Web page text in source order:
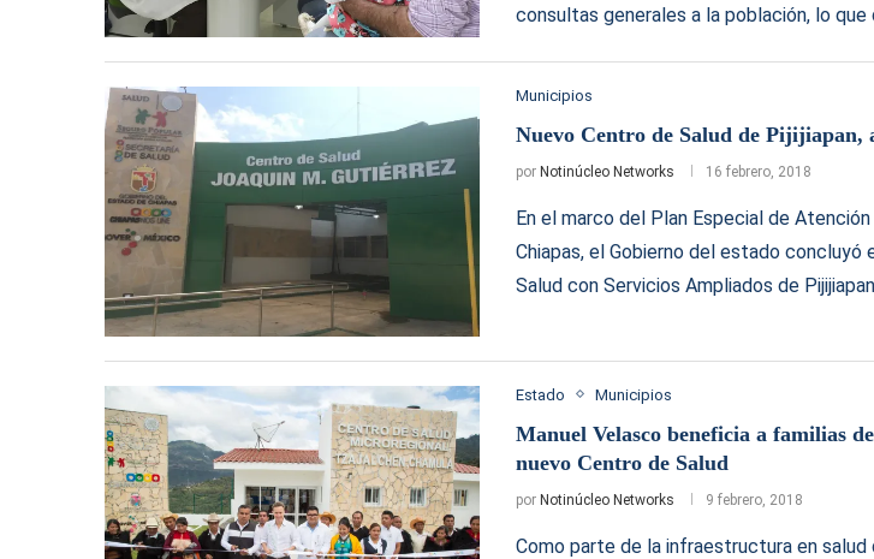
consultas generales a la población, lo
Municipios
Nuevo Centro de Salud de Pijijiapan,
por Notinúcleo Networks 16 febrero, 2018
En el marco del Plan Especial de
Chiapas, el Gobierno del estado concluyó
Salud con Servicios Ampliados de
Estado Municipios
Manuel Velasco beneficia a familias
nuevo Centro de Salud
por Notinúcleo Networks 9 febrero, 2018
Como parte de la infraestructura en salud